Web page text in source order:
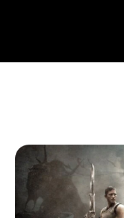
trojici se představily
nebo Lee Marvin.